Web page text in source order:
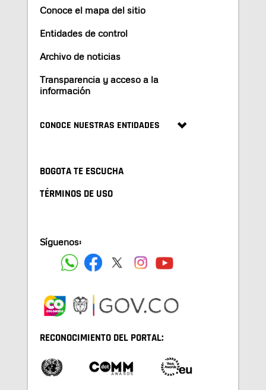
Conoce el mapa del sitio
Entidades de control
Archivo de noticias
Transparencia y acceso a la
información
CONOCE NUESTRAS ENTIDADES
BOGOTA TE ESCUCHA
TÉRMINOS DE USO
Síguenos:
RECONOCIMIENTO DEL PORTAL: